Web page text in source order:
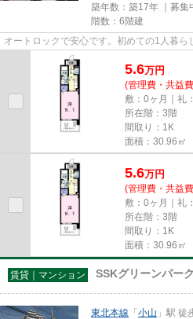
築年数：築17年 ｜募集
階数：6階建
オートロックで安心です。初めての1人暮
5.6万円
(管理費・共益
敷：0ヶ月｜礼
所在階：3階
間取り：1K
面積：30.96㎡
5.6万円
(管理費・共益
敷：0ヶ月｜礼
所在階：3階
間取り：1K
面積：30.96㎡
賃貸｜マンション SSKグリーンパー
東北本線 「小山 」駅 徒